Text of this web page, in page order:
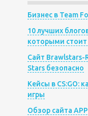
Бизнес в Team
10 лучших
которыми стоит
Сайт Brawlstars-
Stars безопасно
Кейсы в CS:GO:
игры
Обзор сайта